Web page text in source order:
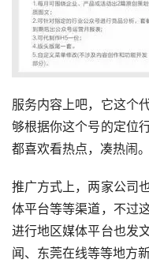
服务内容上吧，它这个
够根据你这个号的定位
都喜欢看热点，凑热闹。
推广方式上，两家公司
体平台等等渠道，不过
进行地区媒体平台也发
闻、东莞在线等等地方新